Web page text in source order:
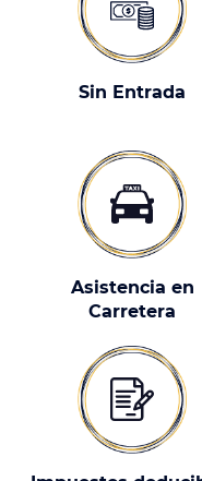
Sin Entrada
Asistencia en
Carretera